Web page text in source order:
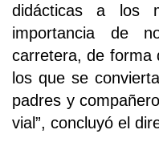
didácticas a los
importancia de
carretera, de forma
los que se
padres y
vial”, concluyó el